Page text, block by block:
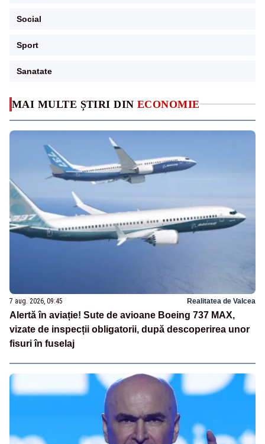
MAI MULTE ȘTIRI DIN ECONOMIE
7 aug. 2026, 09:45 Realitatea de Valcea
Alertă în aviație! Sute de avioane Boeing 737 MAX,
vizate de inspecții obligatorii, după descoperirea unor
fisuri în fuselaj
Social
Sport
Sanatate